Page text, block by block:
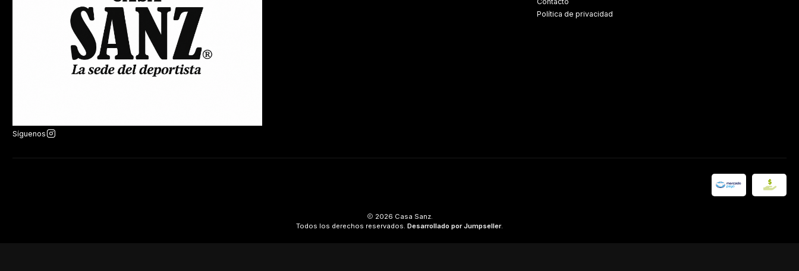
Síguenos
Política de privacidad
2026 Casa Sanz.
Todos los derechos reservados. Desarrollado por Jumpseller.